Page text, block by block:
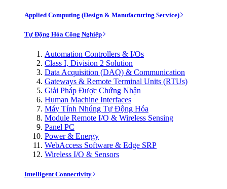
Applied Computing (Design & Manufacturing Service)
Tự Động Hóa Công Nghiệp
Automation Controllers & I/Os
Class I, Division 2 Solution
Data Acquisition (DAQ) & Communication
Gateways & Remote Terminal Units (RTUs)
Giải Pháp Được Chứng Nhận
Human Machine Interfaces
Máy Tính Nhúng Tự Động Hóa
Module Remote I/O & Wireless Sensing
Panel PC
Power & Energy
WebAccess Software & Edge SRP
Wireless I/O & Sensors
Intelligent Connectivity